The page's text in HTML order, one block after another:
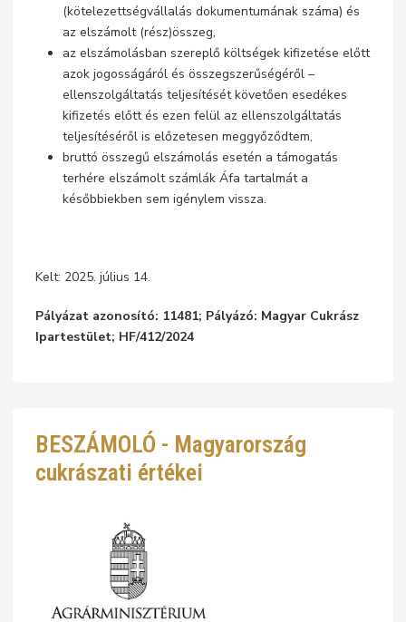
(kötelezettségvállalás dokumentumának száma) és
az elszámolt (rész)összeg,
az elszámolásban szereplő költségek kifizetése előtt
azok jogosságáról és összegszerűségéről –
ellenszolgáltatás teljesítését követően esedékes
kifizetés előtt és ezen felül az ellenszolgáltatás
teljesítéséről is előzetesen meggyőződtem,
bruttó összegű elszámolás esetén a támogatás
terhére elszámolt számlák Áfa tartalmát a
későbbiekben sem igénylem vissza.
Kelt: 2025. július 14.
Pályázat azonosító: 11481; Pályázó: Magyar Cukrász
Ipartestület; HF/412/2024
BESZÁMOLÓ - Magyarország
cukrászati értékei